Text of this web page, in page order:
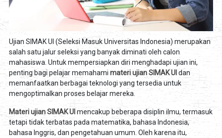
Ujian SIMAK UI (Seleksi Masuk Universitas Indonesia) merupakan
salah satu jalur seleksi yang banyak diminati oleh calon
mahasiswa. Untuk mempersiapkan diri menghadapi ujian ini,
penting bagi pelajar memahami materi ujian SIMAK UIdan
memanfaatkan berbagai teknologi yang tersedia untuk
mengoptimalkan proses belajar mereka.
Materi ujian SIMAK UImencakup beberapa disiplin ilmu, termasuk
tetapi tidak terbatas pada matematika, bahasa Indonesia,
bahasa Inggris, dan pengetahuan umum. Oleh karena itu,